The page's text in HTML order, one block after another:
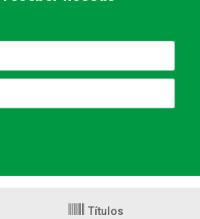
Títulos